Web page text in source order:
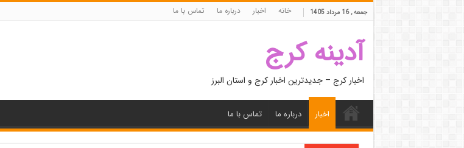
جمعه , 16 مرداد 1405 خانه اخبار درباره ما تماس با ما
آدینه کرج
اخبار کرج – جدیدترین اخبار کرج و استان البرز
اخبار درباره ما تماس با ما